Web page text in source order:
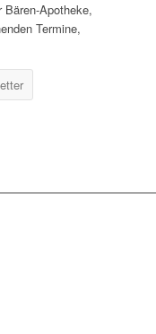
Bären-Apotheke,
Termine,